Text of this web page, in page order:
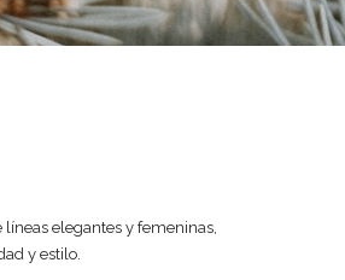
líneas elegantes y femeninas,
y estilo.